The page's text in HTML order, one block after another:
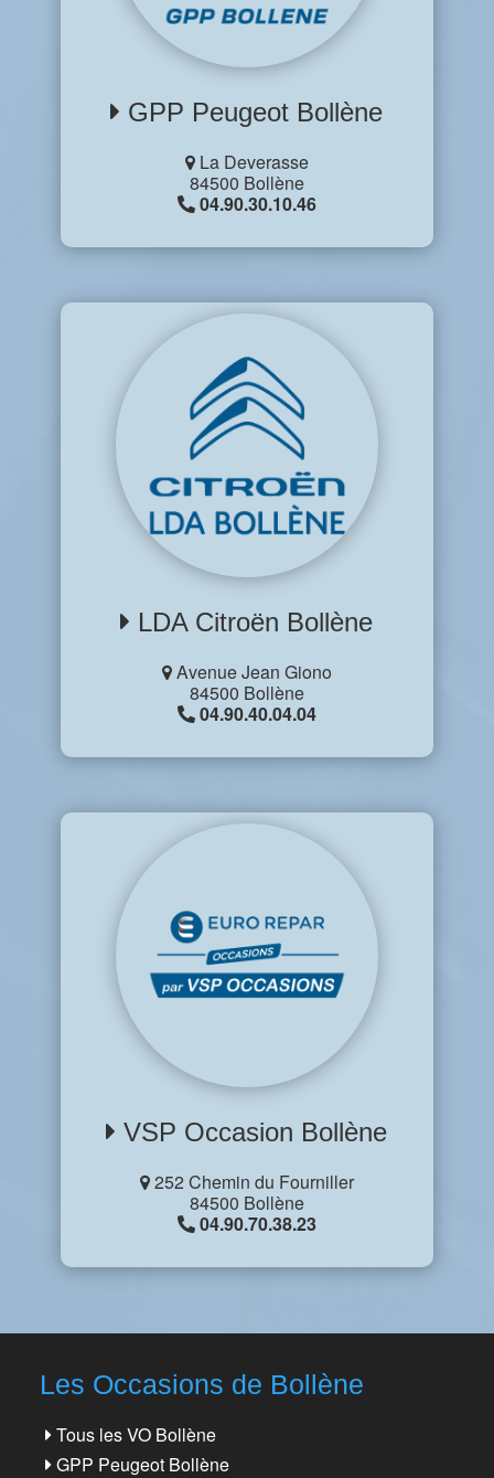
GPP Peugeot Bollène
La Deverasse
84500 Bollène
04.90.30.10.46
LDA Citroën Bollène
Avenue Jean Giono
84500 Bollène
04.90.40.04.04
VSP Occasion Bollène
252 Chemin du Fourniller
84500 Bollène
04.90.70.38.23
Les Occasions de Bollène
Tous les VO Bollène
GPP Peugeot Bollène